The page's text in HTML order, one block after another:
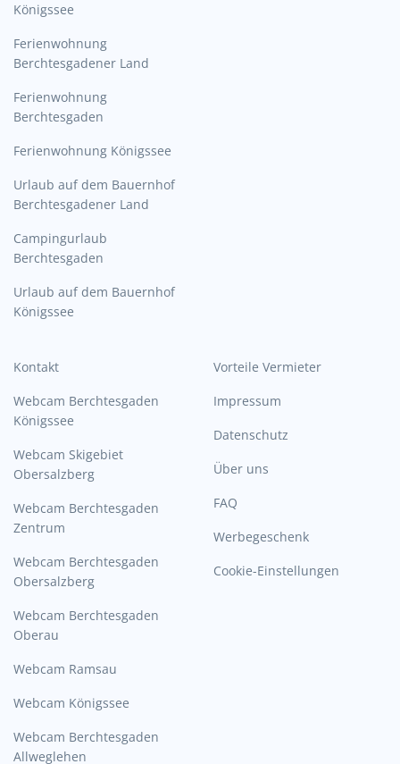
Königssee
Ferienwohnung
Berchtesgadener Land
Ferienwohnung
Berchtesgaden
Ferienwohnung Königssee
Urlaub auf dem Bauernhof
Berchtesgadener Land
Campingurlaub
Berchtesgaden
Urlaub auf dem Bauernhof
Königssee
Kontakt
Webcam Berchtesgaden
Königssee
Webcam Skigebiet
Obersalzberg
Webcam Berchtesgaden
Zentrum
Webcam Berchtesgaden
Obersalzberg
Webcam Berchtesgaden
Oberau
Webcam Ramsau
Webcam Königssee
Webcam Berchtesgaden
Allweglehen
Vorteile Vermieter
Impressum
Datenschutz
Über uns
FAQ
Werbegeschenk
Cookie-Einstellungen